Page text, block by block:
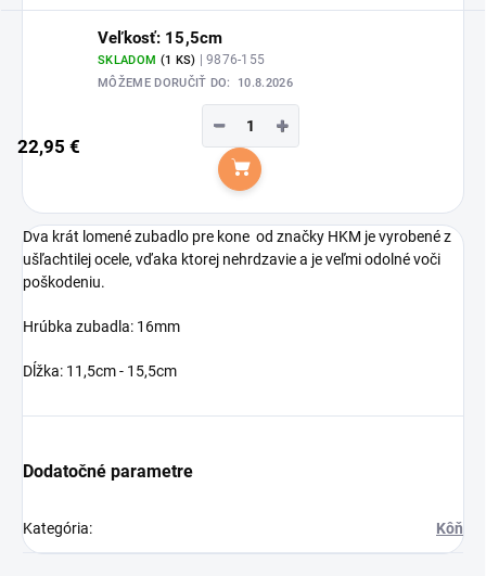
Veľkosť: 15,5cm
SKLADOM (1 KS) | 9876-155
MÔŽEME DORUČIŤ DO: 10.8.2026
22,95 €
+
−
Do košíka
Dva krát lomené zubadlo pre kone od značky HKM je vyrobené z
ušľachtilej ocele, vďaka ktorej nehrdzavie a je veľmi odolné voči
poškodeniu.
Hrúbka zubadla: 16mm
Dĺžka: 11,5cm - 15,5cm
Dodatočné parametre
Kategória: Kôň